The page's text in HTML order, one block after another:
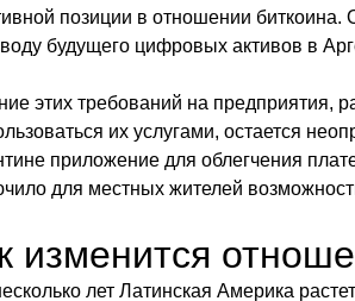
позиции в отношении
будущего цифровых активов в
этих требований на предприятия,
их услугами, остается
приложение для облегчения
для местных жителей
изменится
лет Латинская Америка